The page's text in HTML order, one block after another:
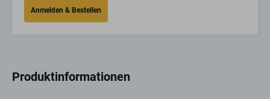
Produktinformationen